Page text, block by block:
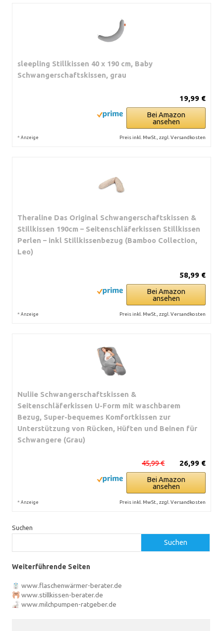
sleepling Stillkissen 40 x 190 cm, Baby
Schwangerschaftskissen, grau
19,99 €
Bei Amazon
ansehen
* Anzeige Preis inkl. MwSt., zzgl. Versandkosten
Theraline Das Original Schwangerschaftskissen &
Stillkissen 190cm – Seitenschläferkissen Stillkissen
Perlen – inkl Stillkissenbezug (Bamboo Collection,
Leo)
58,99 €
Bei Amazon
ansehen
* Anzeige Preis inkl. MwSt., zzgl. Versandkosten
Nuliie Schwangerschaftskissen &
Seitenschläferkissen U-Form mit waschbarem
Bezug, Super-bequemes Komfortkissen zur
Unterstützung von Rücken, Hüften und Beinen für
Schwangere (Grau)
26,99 €
45,99 €
Bei Amazon
ansehen
* Anzeige Preis inkl. MwSt., zzgl. Versandkosten
Suchen
Suchen
Weiterführende Seiten
www.flaschenwärmer-berater.de
www.stillkissen-berater.de
www.milchpumpen-ratgeber.de